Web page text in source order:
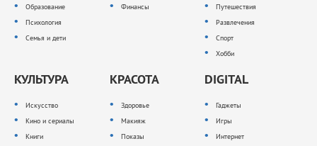
Образование
Психология
Семья и дети
Финансы
Путешествия
Развлечения
Спорт
Хобби
КУЛЬТУРА
Искусство
Кино и сериалы
Книги
КРАСОТА
Здоровье
Макияж
Показы
DIGITAL
Гаджеты
Игры
Интернет